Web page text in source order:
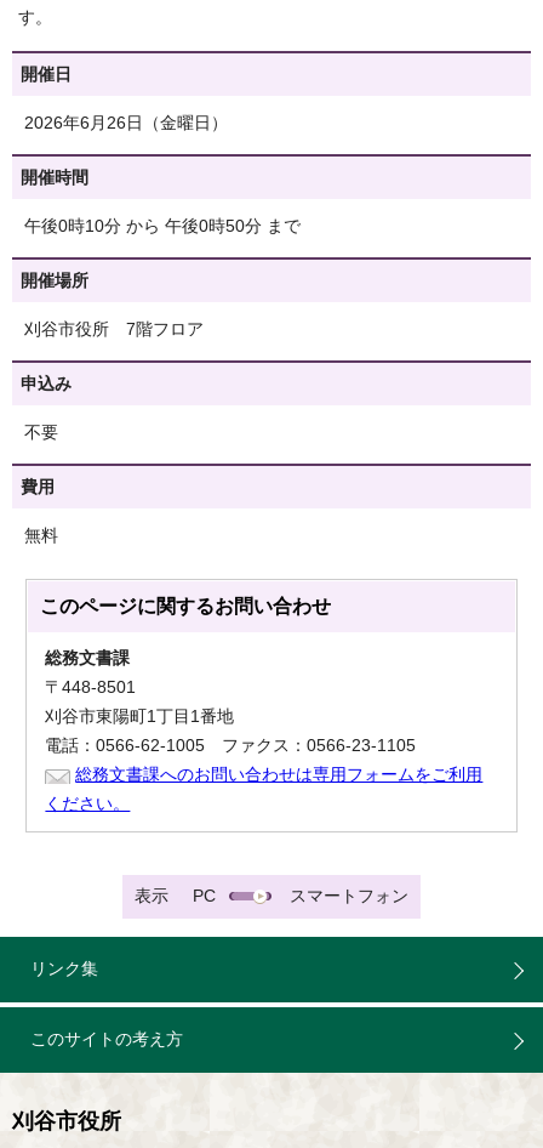
す。
開催日
2026年6月26日（金曜日）
開催時間
午後0時10分 から 午後0時50分 まで
開催場所
刈谷市役所 7階フロア
申込み
不要
費用
無料
このページに関するお問い合わせ
総務文書課
〒448-8501
刈谷市東陽町1丁目1番地
電話：0566-62-1005 ファクス：0566-23-1105
総務文書課へのお問い合わせは専用フォームをご利用
ください。
表示 PC スマートフォン
リンク集
このサイトの考え方
刈谷市役所